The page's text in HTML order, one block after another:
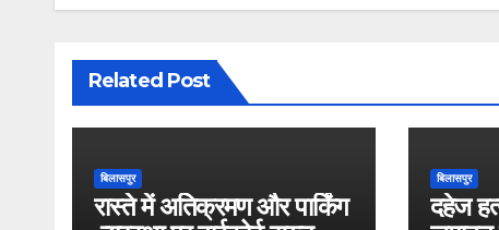
Related Post
बिलासपुर
रास्ते में अतिक्रमण और पार्किंग
बिलासपुर
दहेज